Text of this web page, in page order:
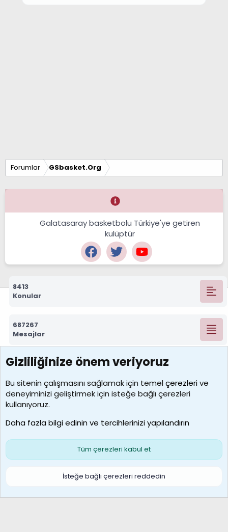
Forumlar GSbasket.Org
Galatasaray basketbolu Türkiye'ye getiren
kulüptür
8413
Konular
687267
Mesajlar
7388
Kullanıcılar
borabekirogluu
Son üye
Çerezler
S
Gizliliğinize önem veriyoruz
Bu sitenin çalışmasını sağlamak için temelçerezlerive
deneyiminizi geliştirmek için isteğe bağlı çerezleri
kullanıyoruz.
Daha fazla bilgi edinin ve tercihlerinizi yapılandırın
Tüm çerezleri kabul et
İsteğe bağlı çerezleri reddedin